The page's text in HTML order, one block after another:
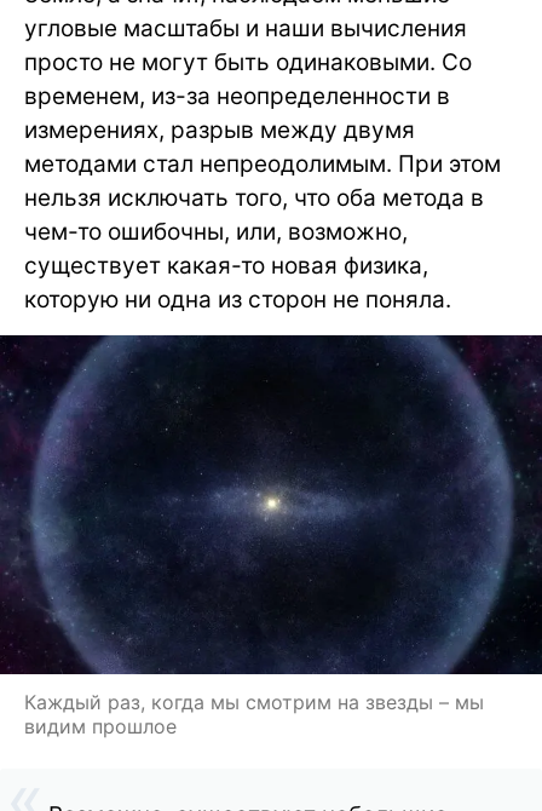
угловые масштабы и наши вычисления
просто не могут быть одинаковыми. Со
временем, из-за неопределенности в
измерениях, разрыв между двумя
методами стал непреодолимым. При этом
нельзя исключать того, что оба метода в
чем-то ошибочны, или, возможно,
существует какая-то новая физика,
которую ни одна из сторон не поняла.
Каждый раз, когда мы смотрим на звезды – мы
видим прошлое